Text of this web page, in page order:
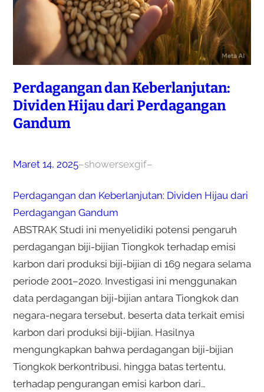
Perdagangan dan Keberlanjutan:
Dividen Hijau dari Perdagangan
Gandum
Maret 14, 2025–showersexgif–
Perdagangan dan Keberlanjutan: Dividen Hijau dari
Perdagangan Gandum
ABSTRAK Studi ini menyelidiki potensi pengaruh
perdagangan biji-bijian Tiongkok terhadap emisi
karbon dari produksi biji-bijian di 169 negara selama
periode 2001–2020. Investigasi ini menggunakan
data perdagangan biji-bijian antara Tiongkok dan
negara-negara tersebut, beserta data terkait emisi
karbon dari produksi biji-bijian. Hasilnya
mengungkapkan bahwa perdagangan biji-bijian
Tiongkok berkontribusi, hingga batas tertentu,
terhadap pengurangan emisi karbon dari…